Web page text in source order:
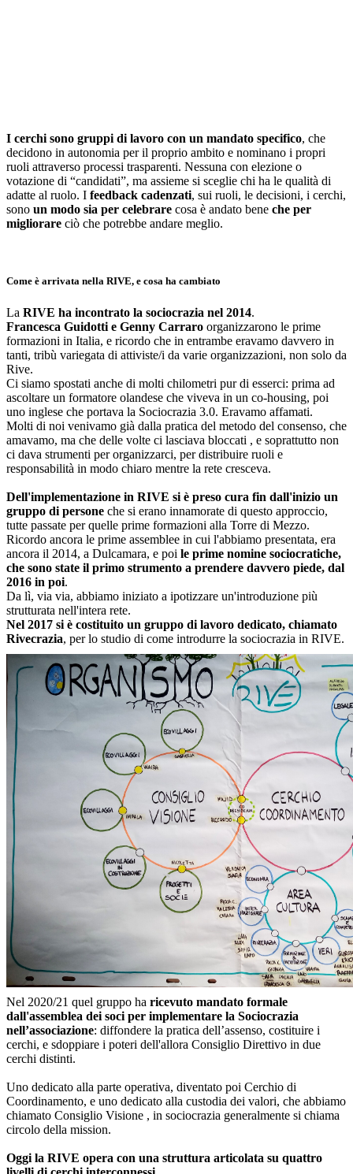
I cerchi sono gruppi di lavoro con un mandato specifico, che
decidono in autonomia per il proprio ambito e nominano i propri
ruoli attraverso processi trasparenti. Nessuna con elezione o
votazione di “candidati”, ma assieme si sceglie chi ha le qualità di
adatte al ruolo. I feedback cadenzati, sui ruoli, le decisioni, i cerchi,
sono un modo sia per celebrare cosa è andato bene che per
migliorare ciò che potrebbe andare meglio.
Come è arrivata nella RIVE, e cosa ha cambiato
La RIVE ha incontrato la sociocrazia nel 2014.
Francesca Guidotti e Genny Carraro organizzarono le prime
formazioni in Italia, e ricordo che in entrambe eravamo davvero in
tanti, tribù variegata di attiviste/i da varie organizzazioni, non solo da
Rive.
Ci siamo spostati anche di molti chilometri pur di esserci: prima ad
ascoltare un formatore olandese che viveva in un co-housing, poi
uno inglese che portava la Sociocrazia 3.0. Eravamo affamati.
Molti di noi venivamo già dalla pratica del metodo del consenso, che
amavamo, ma che delle volte ci lasciava bloccati , e soprattutto non
ci dava strumenti per organizzarci, per distribuire ruoli e
responsabilità in modo chiaro mentre la rete cresceva.
Dell'implementazione in RIVE si è preso cura fin dall'inizio un
gruppo di persone che si erano innamorate di questo approccio,
tutte passate per quelle prime formazioni alla Torre di Mezzo.
Ricordo ancora le prime assemblee in cui l'abbiamo presentata, era
ancora il 2014, a Dulcamara, e poi le prime nomine sociocratiche,
che sono state il primo strumento a prendere davvero piede, dal
2016 in poi.
Da lì, via via, abbiamo iniziato a ipotizzare un'introduzione più
strutturata nell'intera rete.
Nel 2017 si è costituito un gruppo di lavoro dedicato, chiamato
Rivecrazia, per lo studio di come introdurre la sociocrazia in RIVE.
Nel 2020/21 quel gruppo ha ricevuto mandato formale
dall'assemblea dei soci per implementare la Sociocrazia
nell’associazione: diffondere la pratica dell’assenso, costituire i
cerchi, e sdoppiare i poteri dell'allora Consiglio Direttivo in due
cerchi distinti.
Uno dedicato alla parte operativa, diventato poi Cerchio di
Coordinamento, e uno dedicato alla custodia dei valori, che abbiamo
chiamato Consiglio Visione , in sociocrazia generalmente si chiama
circolo della mission.
Oggi la RIVE opera con una struttura articolata su quattro